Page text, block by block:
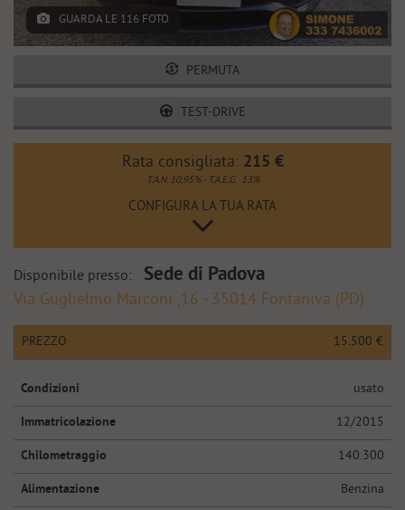
CHI SIAMO
GUARDA LE 116 FOTO
PERMUTA
TEST-DRIVE
Rata consigliata: 215 €
T.A.N. 10,95% - T.A.E.G. 13%
CONFIGURA LA TUA RATA
Disponibile presso: Sede di Padova
Via Guglielmo Marconi ,16 - 35014 Fontaniva (PD)
PREZZO 15.500 €
Condizioni usato
Immatricolazione 12/2015
Chilometraggio 140.300
Alimentazione Benzina
tracciamento
che
adottiamo
e
ottenere
maggiori
e
funzionamento
di
questi
strumenti
di
tracciamento
si